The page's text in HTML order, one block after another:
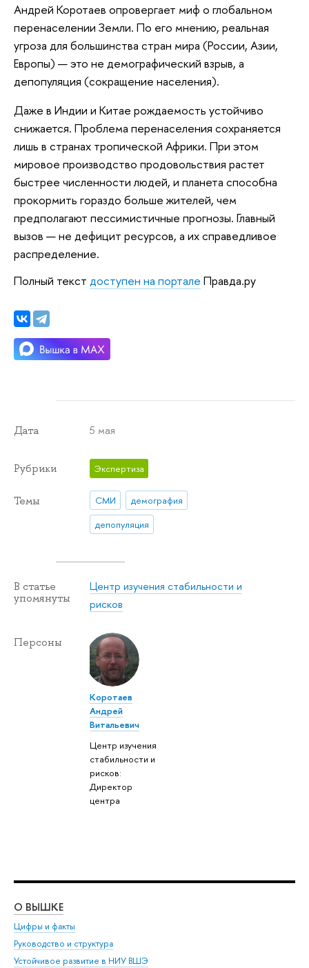
Андрей Коротаев опровергает миф о глобальном
перенаселении Земли. По его мнению, реальная
угроза для большинства стран мира (России, Азии,
Европы) — это не демографический взрыв, а
депопуляция (сокращение населения).
Даже в Индии и Китае рождаемость устойчиво
снижается. Проблема перенаселения сохраняется
лишь в странах тропической Африки. При этом
мировое производство продовольствия растет
быстрее численности людей, и планета способна
прокормить гораздо больше жителей, чем
предполагают пессимистичные прогнозы. Главный
вызов — не дефицит ресурсов, а их справедливое
распределение.
Полный текст доступен на портале Правда.ру
Дата 5 мая
Рубрики Экспертиза
Темы СМИ
демография
депопуляция
В статье
упомянуты
Центр изучения стабильности и
рисков
Персоны
Коротаев
Андрей
Витальевич
Центр изучения
стабильности и
рисков:
Директор
центра
О ВЫШКЕ
Цифры и факты
Руководство и структура
Устойчивое развитие в НИУ ВШЭ